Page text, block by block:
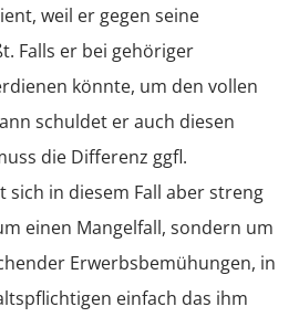
weil er gegen seine
Falls er bei gehöriger
könnte, um den vollen
schuldet er auch diesen
die Differenz ggfl.
sich in diesem Fall aber streng
einen Mangelfall, sondern um
Erwerbsbemühungen, in
einfach das ihm